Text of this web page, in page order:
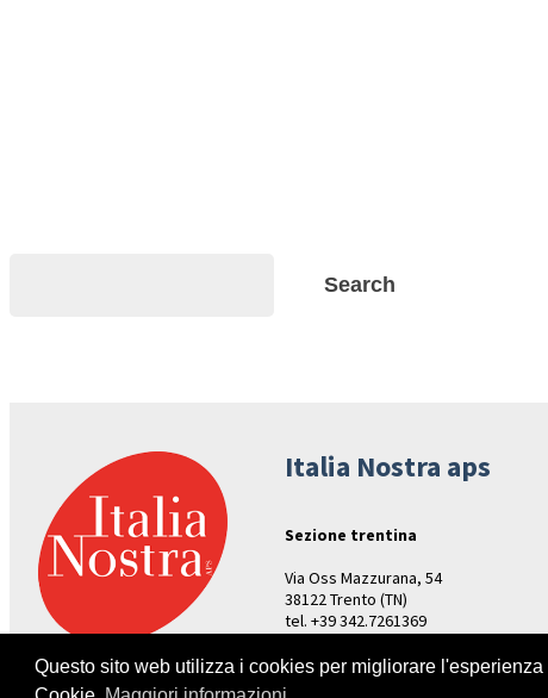
Search
Italia Nostra aps
Sezione trentina
Via Oss Mazzurana, 54
38122 Trento (TN)
tel. +39 342.7261369
Questo sito web utilizza i cookies per migliorare